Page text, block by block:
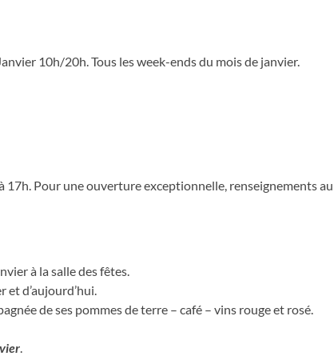
10h/20h. Tous les week-ends du mois de janvier.
17h. Pour une ouverture exceptionnelle, renseignements au
à la salle des fêtes.
d’aujourd’hui.
de ses pommes de terre – café – vins rouge et rosé.